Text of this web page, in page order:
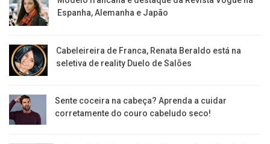
Espanha, Alemanha e Japão
Cabeleireira de Franca, Renata Beraldo está na
seletiva de reality Duelo de Salões
Sente coceira na cabeça? Aprenda a cuidar
corretamente do couro cabeludo seco!